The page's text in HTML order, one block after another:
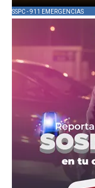
SSPC - 911 EMERGENCIAS